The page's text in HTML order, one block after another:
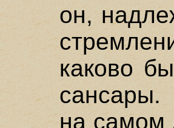
он,
каково
сансары.
на самом